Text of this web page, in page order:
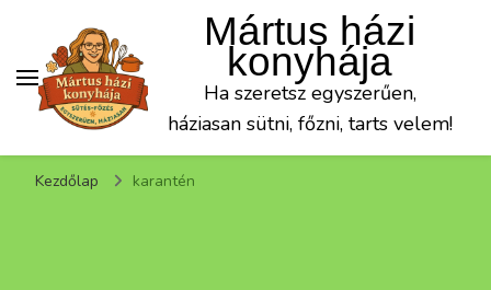
Mártus házi
konyhája
Ha szeretsz egyszerűen,
háziasan sütni, főzni, tarts velem!
Kezdőlap karantén